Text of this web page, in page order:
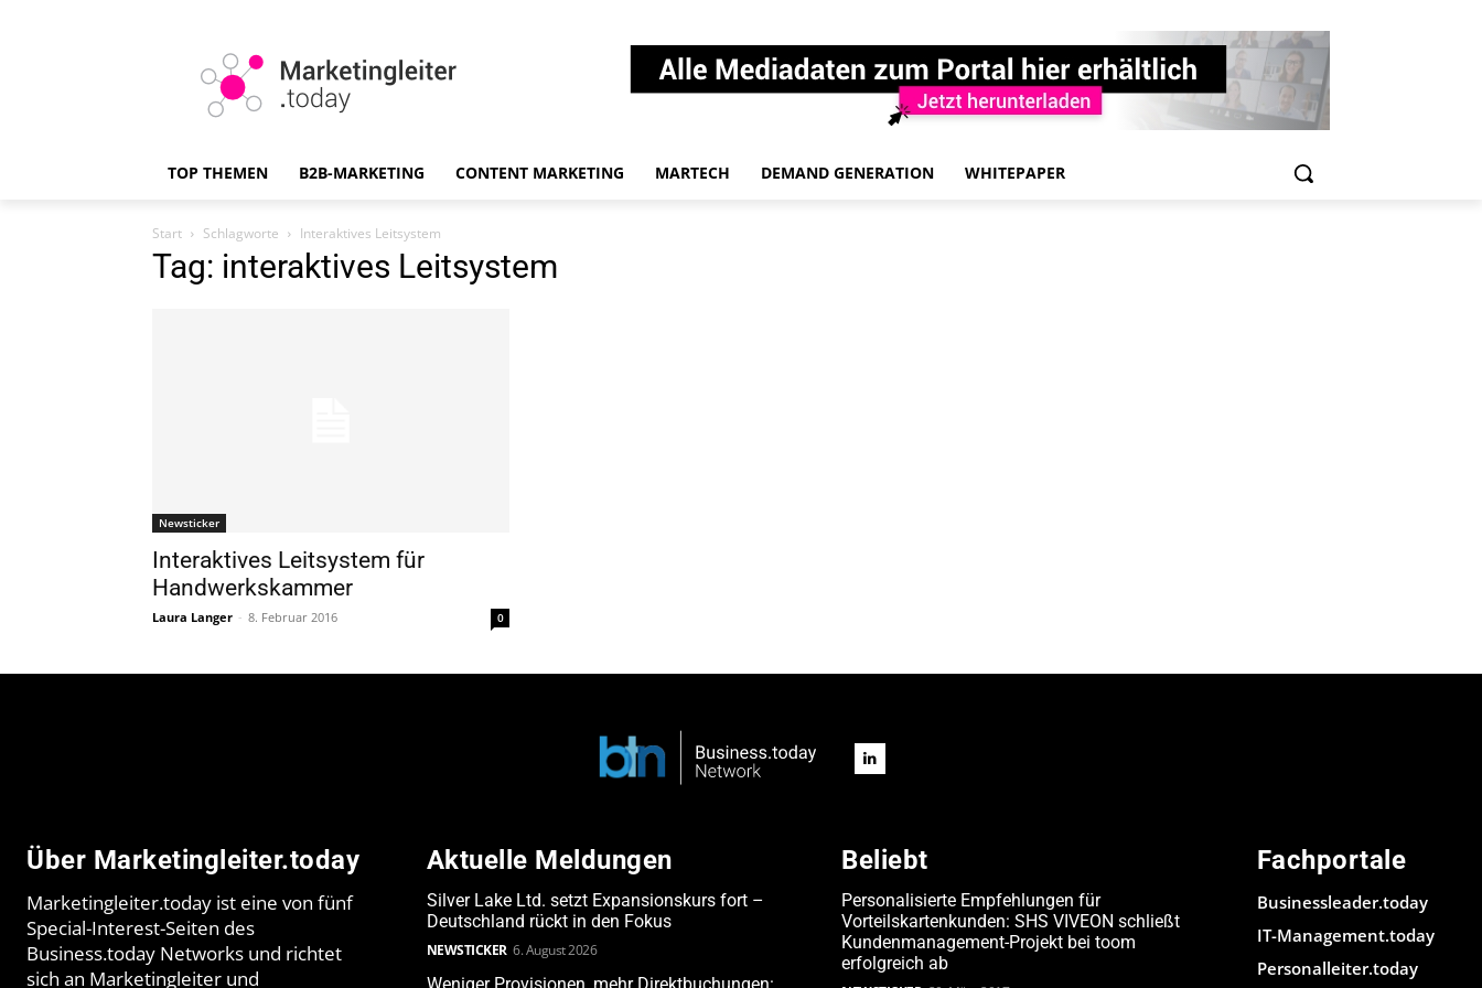
TOP THEMEN B2B-MARKETING CONTENT MARKETING MARTECH DEMAND GENERATION WHITEPAPER
Start Schlagworte Interaktives Leitsystem
Tag: interaktives Leitsystem
Newsticker
Interaktives Leitsystem für
Handwerkskammer
Laura Langer - 8. Februar 2016 0
Über Marketingleiter.today
Marketingleiter.today ist eine von fünf
Special-Interest-Seiten des
Business.today Networks und richtet
sich an Marketingleiter und
Aktuelle Meldungen
Silver Lake Ltd. setzt Expansionskurs fort –
Deutschland rückt in den Fokus
NEWSTICKER 6. August 2026
Beliebt
Personalisierte Empfehlungen für
Vorteilskartenkunden: SHS VIVEON schließt
Kundenmanagement-Projekt bei toom
erfolgreich ab
Fachportale
Businessleader.today
IT-Management.today
Personalleiter.today